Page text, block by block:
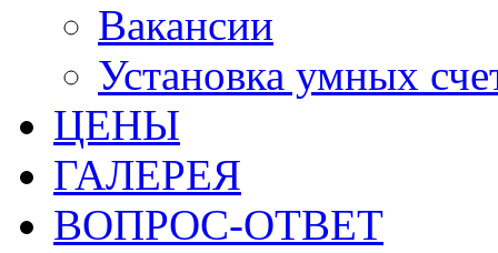
Вакансии
Установка умных
ЦЕНЫ
ГАЛЕРЕЯ
ВОПРОС-ОТВЕТ